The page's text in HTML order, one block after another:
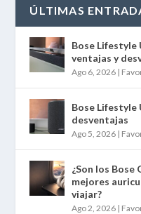
ÚLTIMAS
Bose Lifestyle
ventajas y
Ago 6, 2026 |
Bose Lifestyle
desventajas
Ago 5, 2026 |
¿Son los
mejores
viajar?
Ago 2, 2026 |